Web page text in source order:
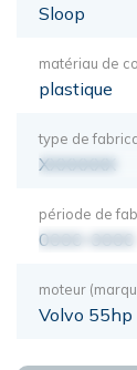
Sloop
matériau de
plastique
type de
XXXXXXX
période de
0000-0000
moteur
Volvo 55hp